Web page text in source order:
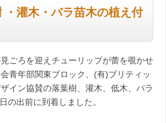
灌木・バラ苗木の植え付
ごろを迎えチューリップが蕾を覗かせ
青年部関東ブロック、(有)ブリティッ
イン協賛の落葉樹、灌木、低木、バラ
の出前に到着しました。